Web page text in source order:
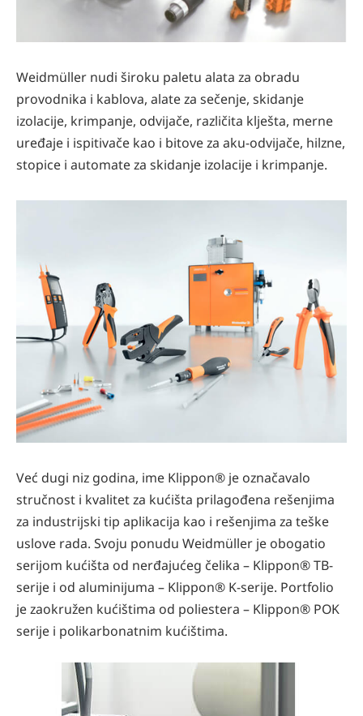
Weidmüller nudi široku paletu alata za obradu
provodnika i kablova, alate za sečenje, skidanje
izolacije, krimpanje, odvijače, različita klješta, merne
uređaje i ispitivače kao i bitove za aku-odvijače, hilzne,
stopice i automate za skidanje izolacije i krimpanje.
Već dugi niz godina, ime Klippon® je označavalo
stručnost i kvalitet za kućišta prilagođena rešenjima
za industrijski tip aplikacija kao i rešenjima za teške
uslove rada. Svoju ponudu Weidmüller je obogatio
serijom kućišta od nerđajućeg čelika – Klippon® TB-
serije i od aluminijuma – Klippon® K-serije. Portfolio
je zaokružen kućištima od poliestera – Klippon® POK
serije i polikarbonatnim kućištima.